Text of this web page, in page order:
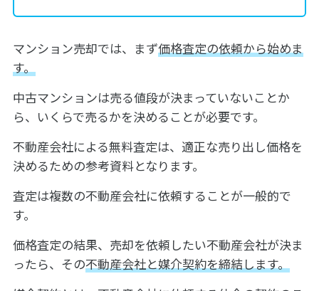
マンション売却では、まず価格査定の依頼から始めま
す。
中古マンションは売る値段が決まっていないことか
ら、いくらで売るかを決めることが必要です。
不動産会社による無料査定は、適正な売り出し価格を
決めるための参考資料となります。
査定は複数の不動産会社に依頼することが一般的で
す。
価格査定の結果、売却を依頼したい不動産会社が決ま
ったら、その不動産会社と媒介契約を締結します。